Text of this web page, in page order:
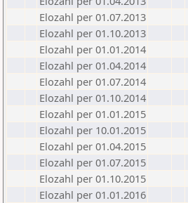
Elozahl per 01.07.2013
Elozahl per 01.10.2013
Elozahl per 01.01.2014
Elozahl per 01.04.2014
Elozahl per 01.07.2014
Elozahl per 01.10.2014
Elozahl per 01.01.2015
Elozahl per 10.01.2015
Elozahl per 01.04.2015
Elozahl per 01.07.2015
Elozahl per 01.10.2015
Elozahl per 01.01.2016